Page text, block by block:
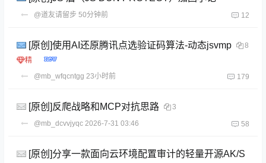
@道友请留步 50分钟前 12
[原创]使用AI还原腾讯点选验证码算法-动态jsvmp 8
@mb_wfqcntgg 23小时前 179
[原创]反爬战略和MCP对抗思路
3
@mb_dcvvjyqc 2026-7-31 03:46 58
[原创]分享一款面向云环境配置审计的轻量开源AK/S